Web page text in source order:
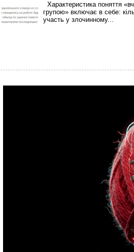
Характеристика поняття
групою» включає в себе:
участь у злочинному...